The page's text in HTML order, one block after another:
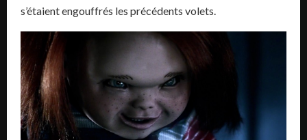
s’étaient engouffrés les précédents volets.